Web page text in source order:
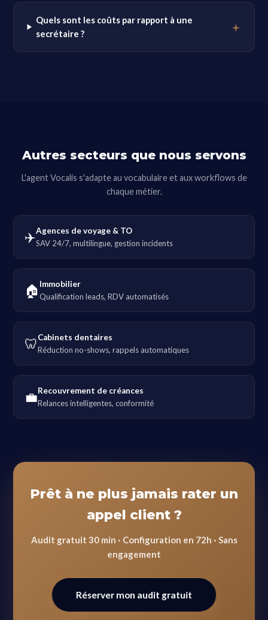
Quels sont les coûts par rapport à une
secrétaire ?
Autres secteurs que nous servons
L'agent Vocalis s'adapte au vocabulaire et aux workflows de
chaque métier.
✈️Agences de voyage & TO
SAV 24/7, multilingue, gestion incidents
🏠 Immobilier
Qualification leads, RDV automatisés
🦷Cabinets dentaires
Réduction no-shows, rappels automatiques
💼Recouvrement de créances
Relances intelligentes, conformité
Prêt à ne plus jamais rater un
appel client ?
Audit gratuit 30 min · Configuration en 72h · Sans
engagement
Réserver mon audit gratuit